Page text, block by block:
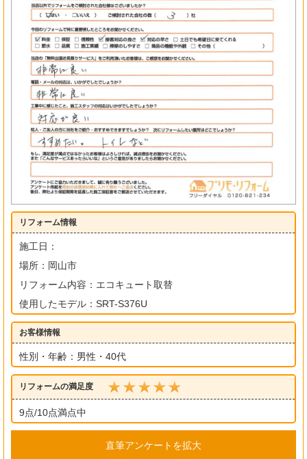
リフォーム情報
施工日：
場所：岡山市
リフォーム内容：エコキュート取替
使用したモデル：SRT-S376U
お客様情報
性別・年齢：男性・40代
リフォームの満足度
9点/10点満点中
直筆アンケートを拡大